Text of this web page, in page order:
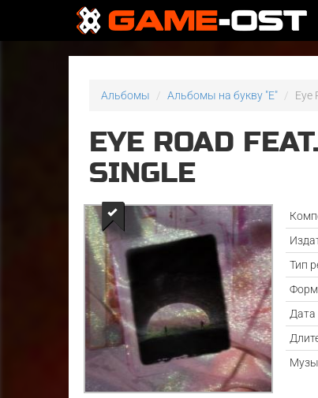
Альбомы Альбомы на букву "E" Eye
EYE ROAD
SINGLE
Тип
Дата